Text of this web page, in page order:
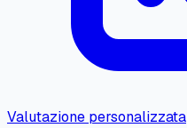
Valutazione personalizzata